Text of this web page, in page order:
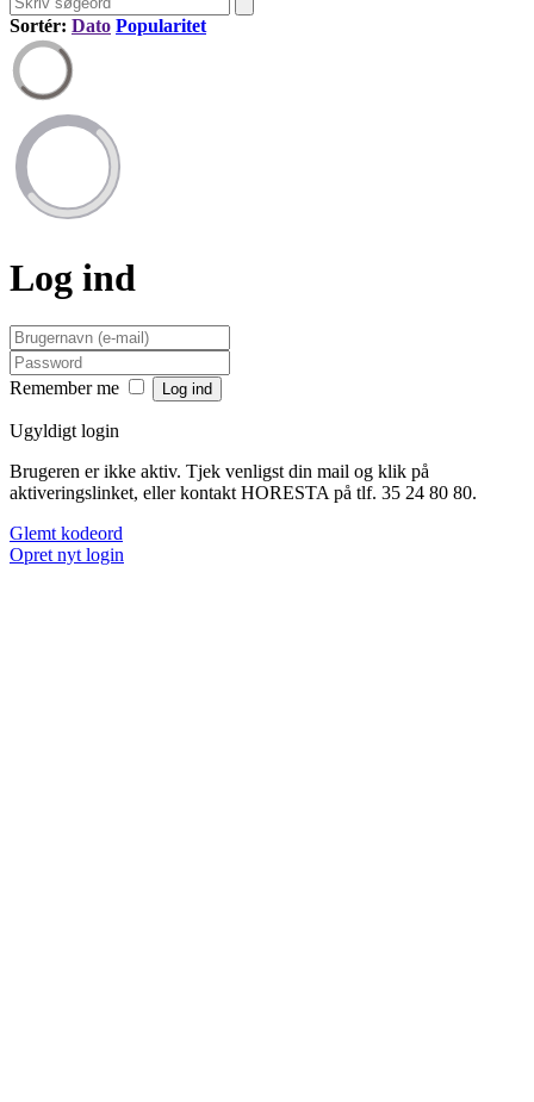
Sortér: Dato Popularitet
Log ind
Remember me
Ugyldigt login
Brugeren er ikke aktiv. Tjek venligst din mail og klik på
aktiveringslinket, eller kontakt HORESTA på tlf. 35 24 80 80.
Glemt kodeord
Opret nyt login